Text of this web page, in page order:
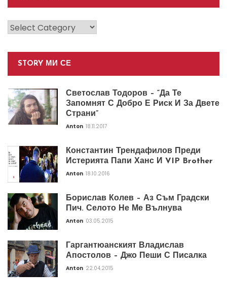
Категории
STORY МИ СЕ
Светослав Тодоров – “Да Те
Запомнят С Добро Е Риск И За Двете
Страни”
Anton 18.11.2017
Константин Трендафилов Преди
Истерията Папи Ханс И VIP Brother
Anton 18.10.2016
Борислав Колев – Аз Съм Градски
Пич. Селото Не Ме Вълнува
Anton 03.05.2015
Гаргантюанският Владислав
Апостолов – Джо Пеши С Писалка
Anton 22.04.2015